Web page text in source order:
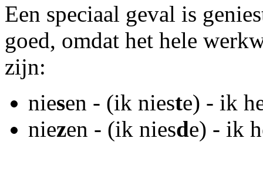
Een speciaal geval is
goed, omdat het hele
zijn:
niesen - (ik nieste) - ik
niezen - (ik niesde) - ik